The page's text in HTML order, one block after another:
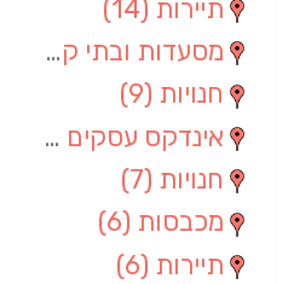
תיירות (14)
מסעדות ובתי קפה
חנויות (9)
אינדקס עסקים ארצי
חנויות (7)
מכבסות (6)
תיירות (6)